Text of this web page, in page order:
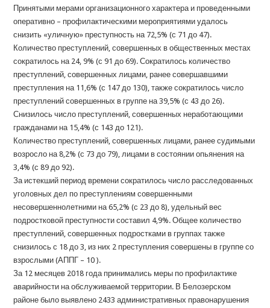
Принятыми мерами организационного характера и проведенными
оперативно – профилактическими мероприятиями удалось
снизить «уличную» преступность на 72,5% (с 71 до 47).
Количество преступлений, совершенных в общественных местах
сократилось на 24, 9% (с 91 до 69). Сократилось количество
преступлений, совершенных лицами, ранее совершавшими
преступления на 11,6% (с 147 до 130), также сократилось число
преступлений совершенных в группе на 39,5% (с 43 до 26).
Снизилось число преступлений, совершенных неработающими
гражданами на 15,4% (с 143 до 121).
Количество преступлений, совершенных лицами, ранее судимыми
возросло на 8,2% (с 73 до 79), лицами в состоянии опьянения на
3,4% (с 89 до 92).
За истекший период времени сократилось число расследованных
уголовных дел по преступлениям совершенными
несовершеннолетними на 65,2% (с 23 до 8), удельный вес
подростковой преступности составил 4,9%. Общее количество
преступлений, совершенных подростками в группах также
снизилось с 18 до 3, из них 2 преступления совершены в группе со
взрослыми (АППГ – 10 ).
За 12 месяцев 2018 года принимались меры по профилактике
аварийности на обслуживаемой территории. В Белозерском
районе было выявлено 2433 административных правонарушения